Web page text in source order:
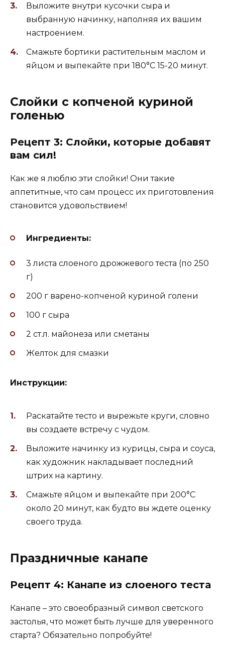
Выложите внутри кусочки сыра и
выбранную начинку, наполняя их вашим
настроением.
Смажьте бортики растительным маслом и
яйцом и выпекайте при 180°C 15-20 минут.
Слойки с копченой куриной
голенью
Рецепт 3: Слойки, которые добавят
вам сил!
Как же я люблю эти слойки! Они такие
аппетитные, что сам процесс их приготовления
становится удовольствием!
Ингредиенты:
3 листа слоеного дрожжевого теста (по 250
г)
200 г варено-копченой куриной голени
100 г сыра
2 ст.л. майонеза или сметаны
Желток для смазки
Инструкции:
Раскатайте тесто и вырежьте круги, словно
вы создаете встречу с чудом.
Выложите начинку из курицы, сыра и соуса,
как художник накладывает последний
штрих на картину.
Смажьте яйцом и выпекайте при 200°C
около 20 минут, как будто вы ждете оценку
своего труда.
Праздничные канапе
Рецепт 4: Канапе из слоеного теста
Канапе – это своеобразный символ светского
застолья, что может быть лучше для уверенного
старта? Обязательно попробуйте!